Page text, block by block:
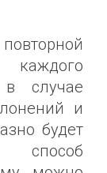
каждого
в случае
и
будет
способ